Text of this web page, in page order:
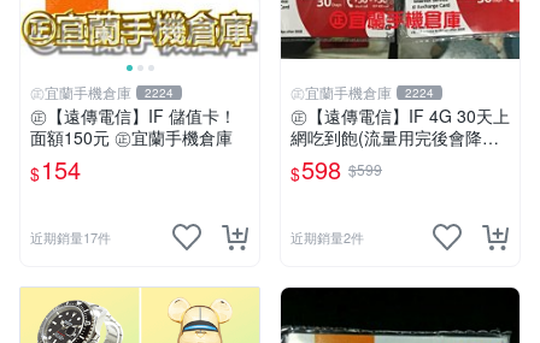
㊣宜蘭手機倉庫 2224
㊣【遠傳電信】IF 儲值卡！
面額150元 ㊣宜蘭手機倉庫
$154
近期銷量17件
㊣宜蘭手機倉庫 2224
㊣【遠傳電信】IF 4G 30天上
網吃到飽(流量用完後會降速)
限外籍人士專用㊣宜蘭手機倉
庫
$598 $599
近期銷量2件